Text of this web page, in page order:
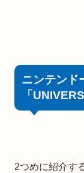
ニンテンド
「
2つめに紹介す